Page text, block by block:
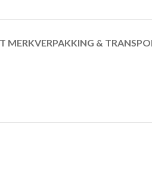
MERKVERPAKKING &